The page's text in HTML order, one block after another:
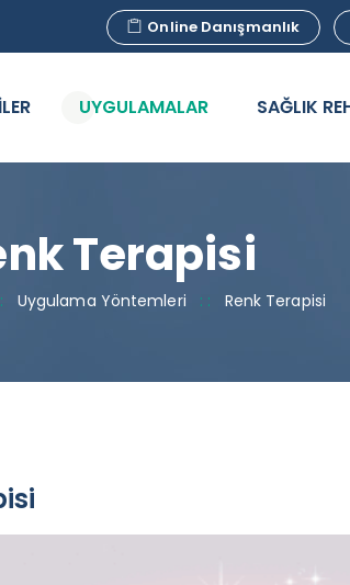
Online Danışmanlık
UYGULAMALAR SAĞLIK
Terapisi
Uygulama Yöntemleri : : Renk Terapisi